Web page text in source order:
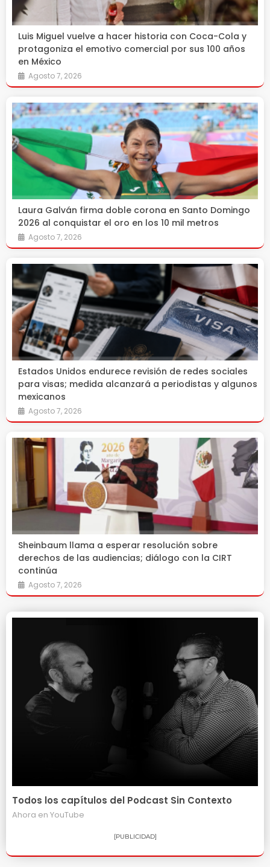
Luis Miguel vuelve a hacer historia con Coca-Cola y
protagoniza el emotivo comercial por sus 100 años
en México
Agosto 7, 2026
Laura Galván firma doble corona en Santo Domingo
2026 al conquistar el oro en los 10 mil metros
Agosto 7, 2026
Estados Unidos endurece revisión de redes sociales
para visas; medida alcanzará a periodistas y algunos
mexicanos
Agosto 7, 2026
Sheinbaum llama a esperar resolución sobre
derechos de las audiencias; diálogo con la CIRT
continúa
Agosto 7, 2026
Todos los capítulos del Podcast Sin Contexto
Ahora en YouTube
[PUBLICIDAD]